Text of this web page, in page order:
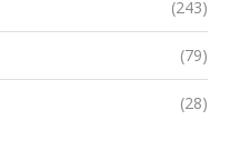
(243)
(79)
(28)